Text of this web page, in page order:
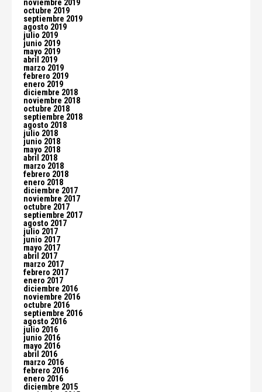
noviembre 2019
octubre 2019
septiembre 2019
agosto 2019
julio 2019
junio 2019
mayo 2019
abril 2019
marzo 2019
febrero 2019
enero 2019
diciembre 2018
noviembre 2018
octubre 2018
septiembre 2018
agosto 2018
julio 2018
junio 2018
mayo 2018
abril 2018
marzo 2018
febrero 2018
enero 2018
diciembre 2017
noviembre 2017
octubre 2017
septiembre 2017
agosto 2017
julio 2017
junio 2017
mayo 2017
abril 2017
marzo 2017
febrero 2017
enero 2017
diciembre 2016
noviembre 2016
octubre 2016
septiembre 2016
agosto 2016
julio 2016
junio 2016
mayo 2016
abril 2016
marzo 2016
febrero 2016
enero 2016
diciembre 2015